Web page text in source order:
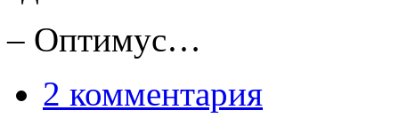
– Оптимус…
2 комментария